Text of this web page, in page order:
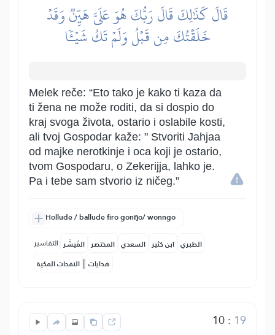
قَالَ كَذَٰلِكَ قَالَ رَبُّكَ هُوَ عَلَيَّ هَيِّنٞ وَقَدۡ
خَلَقۡتُكَ مِن قَبۡلُ وَلَمۡ تَكُ شَيۡـٔٗا
Melek reče: “Eto tako je kako ti kaza da
ti žena ne može roditi, da si dospio do
kraj svoga života, ostario i oslabile kosti,
ali tvoj Gospodar kaže: " Stvoriti Jahjaa
od majke nerotkinje i oca koji je ostario,
tvom Gospodaru, o Zekerijja, lahko je.
Pa i tebe sam stvorio iz ničeg.”
Hollude / ballude firo gonŋo/ wonngo
التفاسير: المُيسَّر المختصر السعدي ابن كثير الطبري
النفحات المكية | هدايات
10: 19